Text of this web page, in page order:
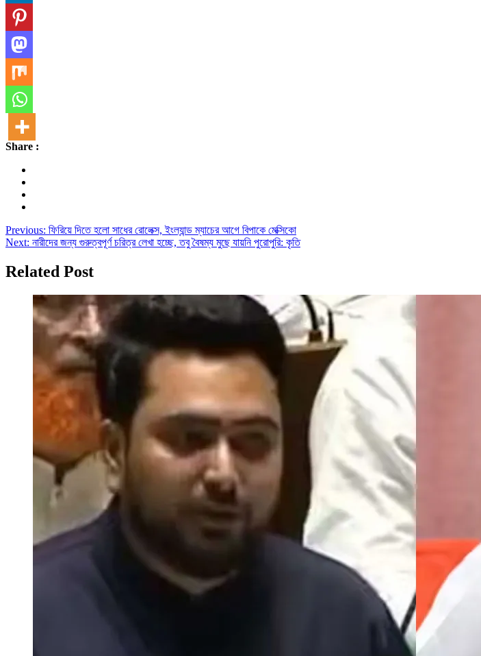
Share :
Post
navigation
Previous: ফিরিয়ে দিতে হলো সাধের রোলেক্স, ইংল্যান্ড ম্যাচের আগে বিপাকে মেক্সিকো
Next: নারীদের জন্য গুরুত্বপূর্ণ চরিত্র লেখা হচ্ছে, তবু বৈষম্য মুছে যায়নি পুরোপুরি: কৃতি
Related Post